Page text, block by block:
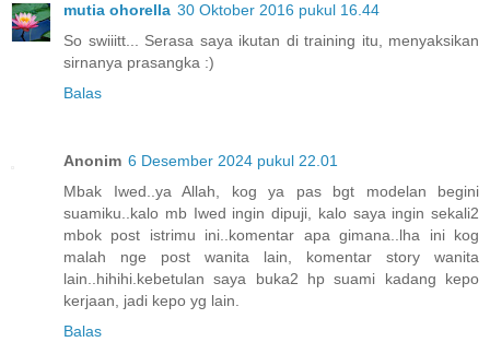
mutia ohorella 30 Oktober 2016 pukul 16.44
So swiiitt... Serasa saya ikutan di training itu, menyaksikan
sirnanya prasangka :)
Balas
Anonim 6 Desember 2024 pukul 22.01
Mbak Iwed..ya Allah, kog ya pas bgt modelan begini
suamiku..kalo mb Iwed ingin dipuji, kalo saya ingin sekali2
mbok post istrimu ini..komentar apa gimana..lha ini kog
malah nge post wanita lain, komentar story wanita
lain..hihihi.kebetulan saya buka2 hp suami kadang kepo
kerjaan, jadi kepo yg lain.
Balas